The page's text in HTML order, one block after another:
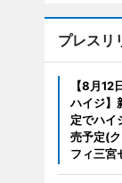
プレスリ
【8月12
ハイジ】
定でハイ
売予定(
フィ三宮